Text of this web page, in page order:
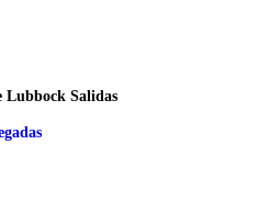
Lubbock Salidas